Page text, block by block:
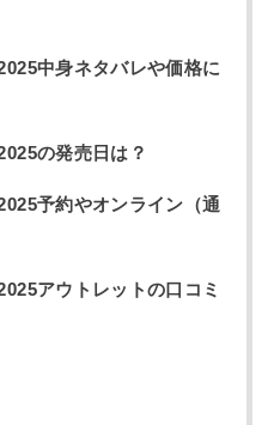
中身ネタバレや価格に
の発売日は？
予約やオンライン（通
アウトレットの口コミ